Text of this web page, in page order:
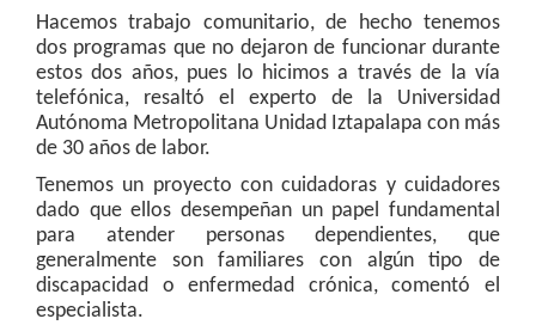
Hacemos trabajo comunitario, de hecho tenemos
dos programas que no dejaron de funcionar durante
estos dos años, pues lo hicimos a través de la vía
telefónica, resaltó el experto de la Universidad
Autónoma Metropolitana Unidad Iztapalapa con más
de 30 años de labor.
Tenemos un proyecto con cuidadoras y cuidadores
dado que ellos desempeñan un papel fundamental
para atender personas dependientes, que
generalmente son familiares con algún tipo de
discapacidad o enfermedad crónica, comentó el
especialista.